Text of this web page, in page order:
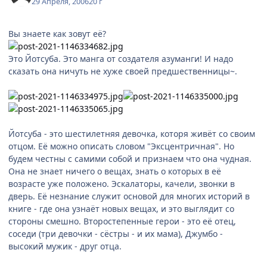
Вы знаете как зовут её?
Это Йотсуба. Это манга от создателя азуманги! И надо
сказать она ничуть не хуже своей предшественницы~.
Йотсуба - это шестилетняя девочка, которя живёт со своим
отцом. Её можно описать словом "Эксцентричная". Но
будем честны с самими собой и признаем что она чудная.
Она не знает ничего о вещах, знать о которых в её
возрасте уже положено. Эскалаторы, качели, звонки в
дверь. Её незнание служит основой для многих историй в
книге - где она узнаёт новых вещах, и это выглядит со
стороны смешно. Второстепенные герои - это её отец,
соседи (три девочки - сёстры - и их мама), Джумбо -
высокий мужик - друг отца.